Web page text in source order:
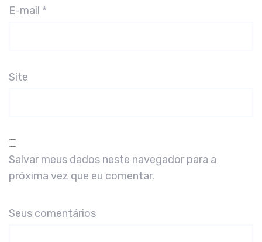
E-mail *
Site
Salvar meus dados neste navegador para a
próxima vez que eu comentar.
Seus comentários